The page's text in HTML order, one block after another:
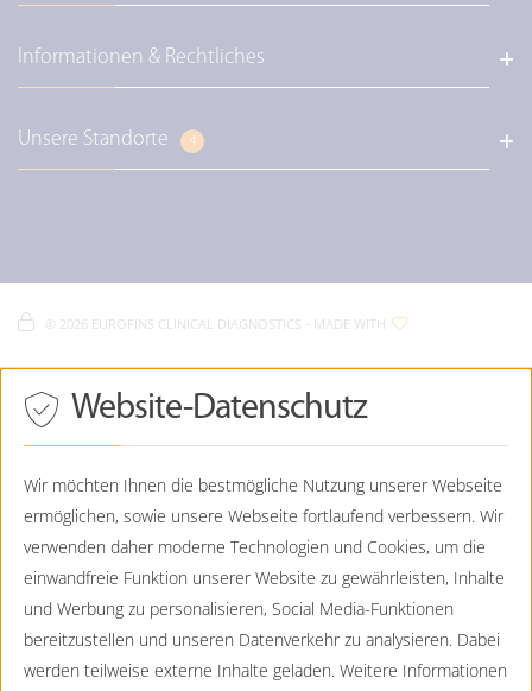
Über uns / Unser Leitbild
Diagnostik / Genetische Diagnostik
Diagnostik / Pränataldiagnostik
Diagnostik / Perinatale Diagnostik
Informationen & Rechtliches
Eurofins Deutschland
Karriere und Jobs bei Eurofins
Eurofins Humangenetik - Datenschutz
Eurofins Humangenetik - Cookie Policy
Unsere Standorte 4
089 - 23237356-550
Humangenetik@CTDE.EurofinsEU.com
Eurofins Humangenetik
Aiblingerstraße 8
089 - 130744-0
089 - 130744-99
Praenatalmedizin@CTDE.EurofinsEU.com
Eurofins Humangenetik
Viktoriastraße 3b
D-86150 Augsburg
2026 EUROFINS CLINICAL DIAGNOSTICS - MADE WITH
Drücken
Sie
Tab,
durch
Optionen
zu
ESC
lehnt
Cookies
ab.
Website-Datenschutz
Wir möchten Ihnen die bestmögliche Nutzung unserer Webseite
ermöglichen, sowie unsere Webseite fortlaufend verbessern. Wir
verwenden daher moderne Technologien und Cookies, um die
einwandfreie Funktion unserer Website zu gewährleisten, Inhalte
und Werbung zu personalisieren, Social Media-Funktionen
bereitzustellen und unseren Datenverkehr zu analysieren. Dabei
werden teilweise externe Inhalte geladen. Weitere Informationen